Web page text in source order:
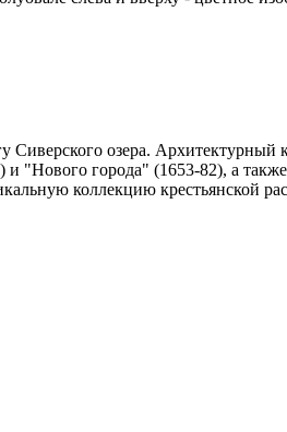
озера.
"Нового города" (1653-82), а
коллекцию